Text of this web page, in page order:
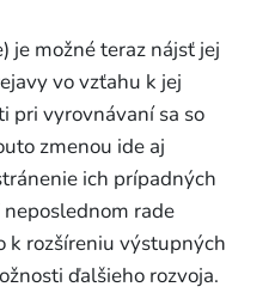
je možné teraz nájsť jej
vo vzťahu k jej
pri vyrovnávaní sa so
zmenou ide aj
ich prípadných
rade
k rozšíreniu výstupných
ďalšieho rozvoja.